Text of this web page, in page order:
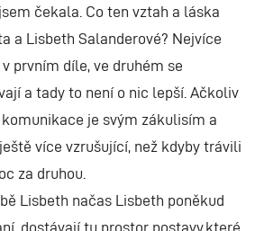
čekala. Co ten vztah a láska
a Lisbeth Salanderové? Nejvíce
prvním díle, ve druhém se
a tady to není o nic lepší. Ačkoliv
je svým zákulisím a
více vzrušující, než kdyby trávili
za druhou.
Lisbeth načas Lisbeth poněkud
dostávají tu prostor postavy,které